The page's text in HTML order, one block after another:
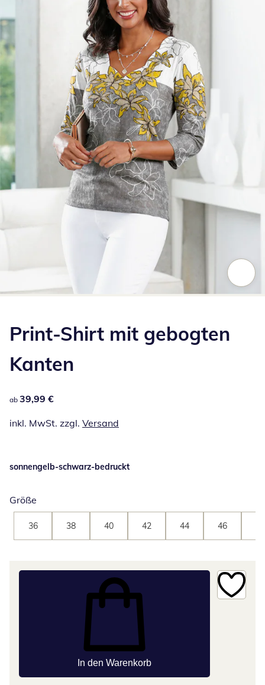
Print-Shirt mit gebogten
Kanten
39,99 €
ab 39,99 €
inkl. MwSt. zzgl. Versand
sonnengelb-schwarz-bedruckt
Größe
36 38 40 42 44 46
In den Warenkorb